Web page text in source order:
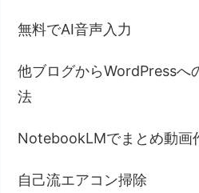
無料でAI音声入力
他ブログからWordPressへ
法
NotebookLMでまとめ動画
自己流エアコン掃除